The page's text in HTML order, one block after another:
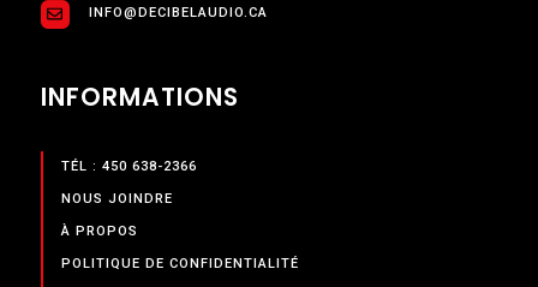
INFO@DECIBELAUDIO.CA
INFORMATIONS
TÉL : 450 638-2366
NOUS JOINDRE
À PROPOS
POLITIQUE DE CONFIDENTIALITÉ